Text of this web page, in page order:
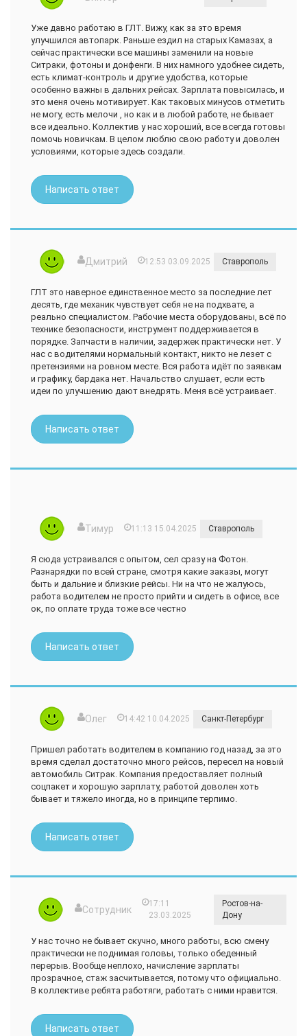
Уже давно работаю в ГЛТ. Вижу, как за это время
улучшился автопарк. Раньше ездил на старых Камазах, а
сейчас практически все машины заменили на новые
Ситраки, фотоны и донфенги. В них намного удобнее сидеть,
есть климат-контроль и другие удобства, которые
особенно важны в дальних рейсах. Зарплата повысилась, и
это меня очень мотивирует. Как таковых минусов отметить
не могу, есть мелочи , но как и в любой работе, не бывает
все идеально. Коллектив у нас хороший, все всегда готовы
помочь новичкам. В целом люблю свою работу и доволен
условиями, которые здесь создали.
Написать ответ
Дмитрий 12:53 03.09.2025 Ставрополь
ГЛТ это наверное единственное место за последние лет
десять, где механик чувствует себя не на подхвате, а
реально специалистом. Рабочие места оборудованы, всё по
технике безопасности, инструмент поддерживается в
порядке. Запчасти в наличии, задержек практически нет. У
нас с водителями нормальный контакт, никто не лезет с
претензиями на ровном месте. Вся работа идёт по заявкам
и графику, бардака нет. Начальство слушает, если есть
идеи по улучшению дают внедрять. Меня всё устраивает.
Написать ответ
Тимур 11:13 15.04.2025 Ставрополь
Я сюда устраивался с опытом, сел сразу на Фотон.
Разнарядки по всей стране, смотря какие заказы, могут
быть и дальние и близкие рейсы. Ни на что не жалуюсь,
работа водителем не просто прийти и сидеть в офисе, все
ок, по оплате труда тоже все честно
Написать ответ
Олег 14:42 10.04.2025 Санкт-Петербург
Пришел работать водителем в компанию год назад, за это
время сделал достаточно много рейсов, пересел на новый
автомобиль Ситрак. Компания предоставляет полный
соцпакет и хорошую зарплату, работой доволен хоть
бывает и тяжело иногда, но в принципе терпимо.
Написать ответ
Сотрудник
17:11
23.03.2025
Ростов-на-
Дону
У нас точно не бывает скучно, много работы, всю смену
практически не поднимая головы, только обеденный
перерыв. Вообще неплохо, начисление зарплаты
прозрачное, стаж засчитывается, потому что официально.
В коллективе ребята работяги, работать с ними нравится.
Написать ответ